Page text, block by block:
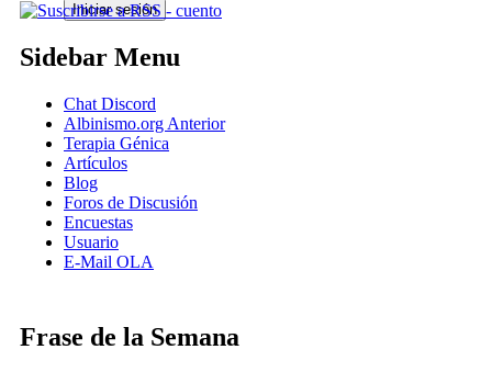
Sidebar Menu
Chat Discord
Albinismo.org Anterior
Terapia Génica
Artículos
Blog
Foros de Discusión
Encuestas
Usuario
E-Mail OLA
Frase de la Semana